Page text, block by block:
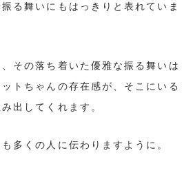
る舞いにもはっきりと表れていま
その落ち着いた優雅な振る舞いは
トちゃんの存在感が、そこにいる
出してくれます。
多くの人に伝わりますように。